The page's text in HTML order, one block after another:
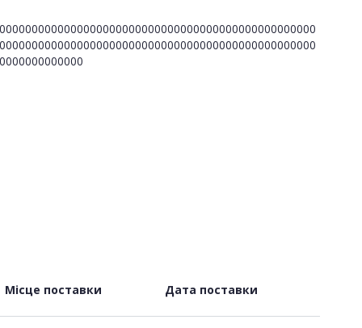
Місце поставки Дата поставки